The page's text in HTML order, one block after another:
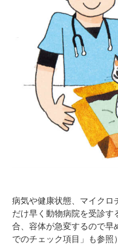
病気や健康状態、マイクロ
だけ早く動物病院を受診す
合、容体が急変するので早
でのチェック項目」も参照）